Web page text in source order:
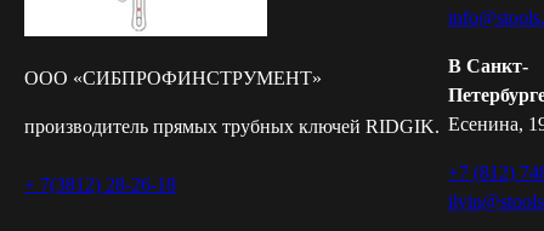
ООО «СИБПРОФИНСТРУМЕНТ»
производитель прямых трубных ключей RIDGIK.
+ 7(3812) 28-26-18
В Санкт-
Есенина,
+7 (812)